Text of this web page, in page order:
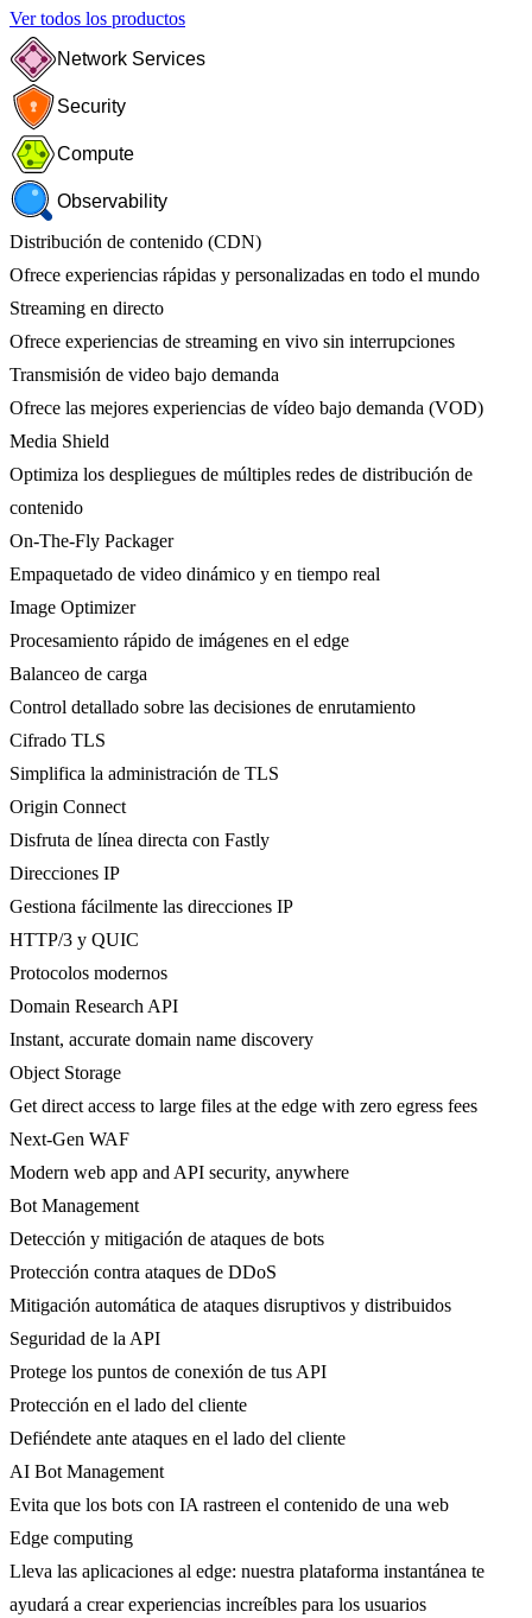
Ver todos los productos
Network Services
Security
Compute
Observability
Distribución de contenido (CDN)
Ofrece experiencias rápidas y personalizadas en todo el mundo
Streaming en directo
Ofrece experiencias de streaming en vivo sin interrupciones
Transmisión de video bajo demanda
Ofrece las mejores experiencias de vídeo bajo demanda (VOD)
Media Shield
Optimiza los despliegues de múltiples redes de distribución de
contenido
On-The-Fly Packager
Empaquetado de video dinámico y en tiempo real
Image Optimizer
Procesamiento rápido de imágenes en el edge
Balanceo de carga
Control detallado sobre las decisiones de enrutamiento
Cifrado TLS
Simplifica la administración de TLS
Origin Connect
Disfruta de línea directa con Fastly
Direcciones IP
Gestiona fácilmente las direcciones IP
HTTP/3 y QUIC
Protocolos modernos
Domain Research API
Instant, accurate domain name discovery
Object Storage
Get direct access to large files at the edge with zero egress fees
Next-Gen WAF
Modern web app and API security, anywhere
Bot Management
Detección y mitigación de ataques de bots
Protección contra ataques de DDoS
Mitigación automática de ataques disruptivos y distribuidos
Seguridad de la API
Protege los puntos de conexión de tus API
Protección en el lado del cliente
Defiéndete ante ataques en el lado del cliente
AI Bot Management
Evita que los bots con IA rastreen el contenido de una web
Edge computing
Lleva las aplicaciones al edge: nuestra plataforma instantánea te
ayudará a crear experiencias increíbles para los usuarios